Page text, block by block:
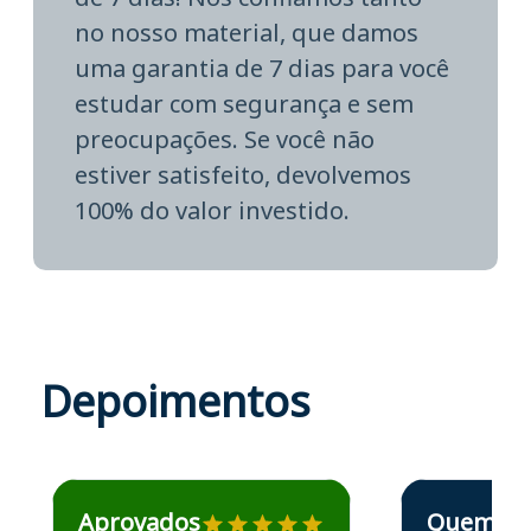
no nosso material, que damos
uma garantia de 7 dias para você
estudar com segurança e sem
preocupações. Se você não
estiver satisfeito, devolvemos
100% do valor investido.
Depoimentos
Estudante José recomenda o Aprova Concursos em
Aprovados
Estudante Elais
Quem